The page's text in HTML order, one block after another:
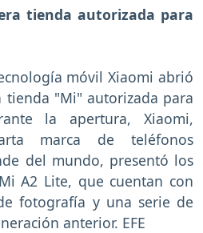
tienda autorizada para
móvil Xiaomi abrió
tienda "Mi" autorizada para
la apertura, Xiaomi,
marca de teléfonos
del mundo, presentó los
A2 Lite, que cuentan con
fotografía y una serie de
anterior. EFE